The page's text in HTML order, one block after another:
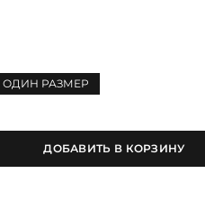
ОДИН РАЗМЕР
ДОБАВИТЬ В КОРЗИНУ